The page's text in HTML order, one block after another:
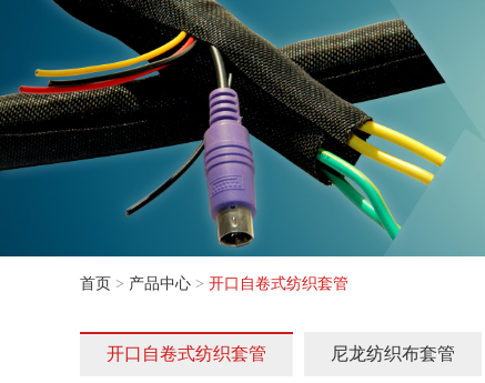
首页 > 产品中心 > 开口自卷式纺织套管
开口自卷式纺织套管 尼龙纺织布套管